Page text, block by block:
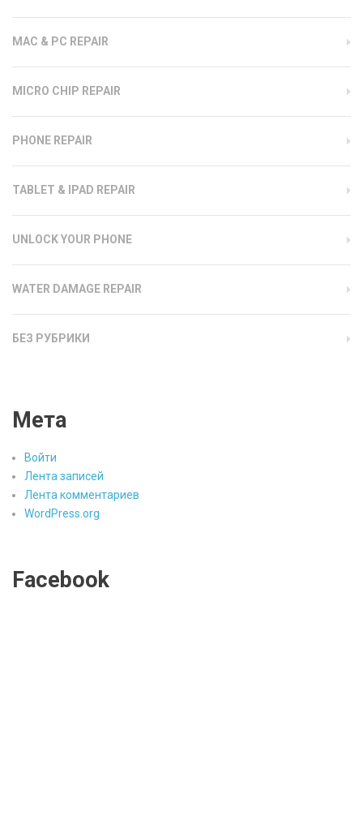
MAC & PC REPAIR
MICRO CHIP REPAIR
PHONE REPAIR
TABLET & IPAD REPAIR
UNLOCK YOUR PHONE
WATER DAMAGE REPAIR
БЕЗ РУБРИКИ
Мета
Войти
Лента записей
Лента комментариев
WordPress.org
Facebook